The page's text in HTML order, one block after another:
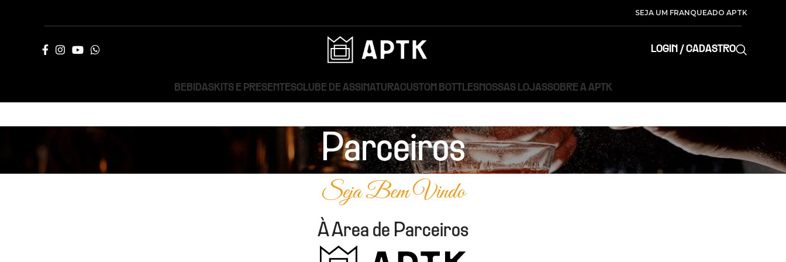
SEJA UM FRANQUEADO APTK
LOGIN / CADASTRO
BEBIDASKITS E PRESENTESCLUBE DE ASSINATURACUSTOM BOTTLESNOSSAS LOJASSOBRE A APTK
Parceiros
Seja Bem Vindo
À Area de Parceiros